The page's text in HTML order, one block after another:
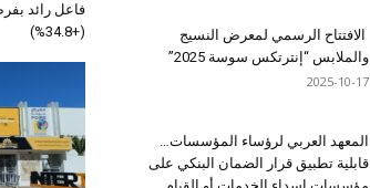
فاعل رائد
(+34.8%)
الافتتاح الرسمي لمعرض النسيج
والملابس “إنترتكس سوسة 2025”
2025-10-17
المعهد العربي لرؤساء المؤسسات…
قابلية تطبيق قرار الضمان البنكي على